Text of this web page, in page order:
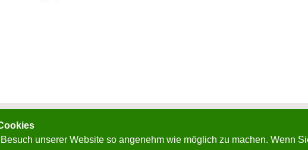
unserer Website so angenehm wie möglich zu machen. Wenn
| Telefon: 06541/2771 oder 3333 | Telefax: 06541/816660 | info@meyer-tt.de |